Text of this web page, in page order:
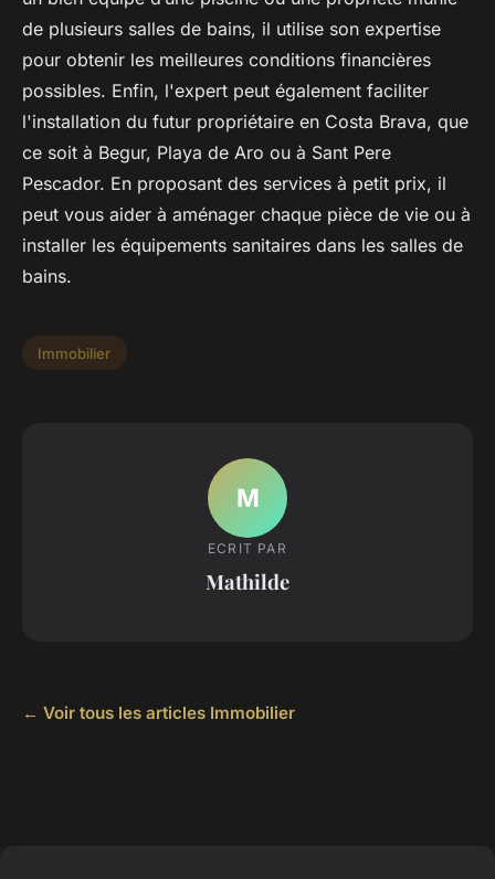
de plusieurs salles de bains, il utilise son expertise
pour obtenir les meilleures conditions financières
possibles. Enfin, l'expert peut également faciliter
l'installation du futur propriétaire en Costa Brava, que
ce soit à Begur, Playa de Aro ou à Sant Pere
Pescador. En proposant des services à petit prix, il
peut vous aider à aménager chaque pièce de vie ou à
installer les équipements sanitaires dans les salles de
bains.
Immobilier
M
ECRIT PAR
Mathilde
← Voir tous les articles Immobilier